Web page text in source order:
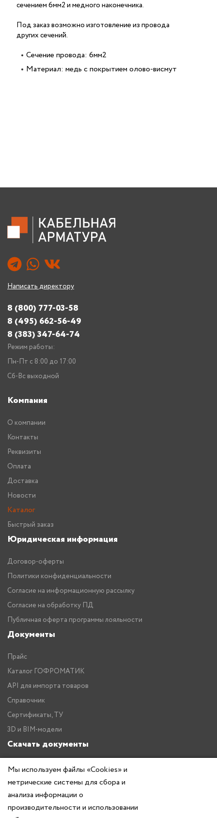
сечением 6мм2 и медного наконечника.
Под заказ возможно изготовление из провода
других сечений.
Сечение провода: 6мм2
Материал: медь с покрытием олово-висмут
Написать директору
8 (800) 777-03-58
8 (495) 662-56-49
8 (383) 347-64-74
Режим работы:
Пн-Пт с 8:00 до 17:00
Сб-Вс выходной
Компания
О компании
Контакты
Реквизиты
Оплата
Доставка
Новости
Каталог
Быстрый заказ
Юридическая информация
Договор-оферты
Политики конфиденциальности
Согласие на информационную рассылку
Согласие на обработку ПД
Публичная оферта программы лояльности
Документы
Прайс
Каталог ГОФРОМАТИК
API для импорта товаров
Справочник
Сертификаты, ТУ
3D и BIM-модели
Скачать документы
Прайс
Каталог ГОФРОМАТИК
Мы используем файлы «Cookies» и
метрические системы для сбора и
анализа информации о
производительности и использовании